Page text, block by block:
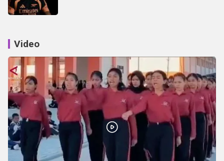
Video